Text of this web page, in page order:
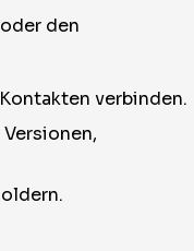
den
verbinden.